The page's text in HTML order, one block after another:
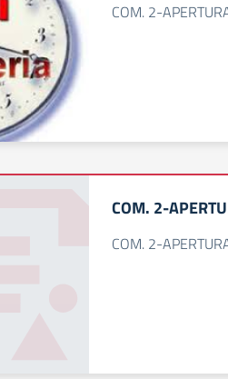
COM. 2-
COM. 2-
COM. 2-